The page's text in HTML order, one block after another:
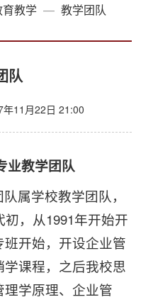
育教学
教学团队
队
年11月22日 21:00
业教学团队
属学校教学团队，
，从1991年开始开
开始，开设企业管
课程，之后我校思
学原理、企业管